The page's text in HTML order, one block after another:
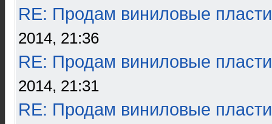
RE: Продам виниловые
2014, 21:36
RE: Продам виниловые
2014, 21:31
RE: Продам виниловые